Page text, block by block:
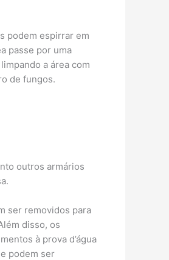
podem espirrar em
passe por uma
a área com
de fungos.
outros armários
ser removidos para
disso, os
à prova d’água
podem ser